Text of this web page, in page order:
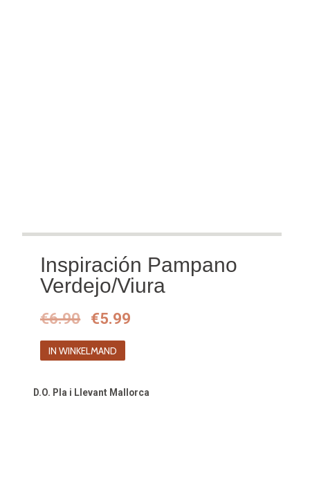
Inspiración Pampano
Verdejo/Viura
€6.90
Oorspronkelijke
prijs
was:
€6.90.
€5.99
€5.99.
IN WINKELMAND
D.O. Pla i Llevant Mallorca